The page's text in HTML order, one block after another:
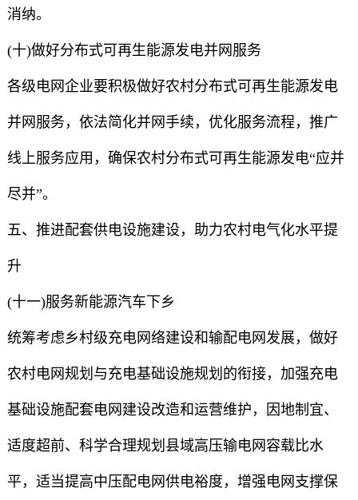
消纳。
(十)做好分布式可再生能源发电并网服务
各级电网企业要积极做好农村分布式可再生能源发电
并网服务，依法简化并网手续，优化服务流程，推广
线上服务应用，确保农村分布式可再生能源发电“应并
尽并”。
五、推进配套供电设施建设，助力农村电气化水平提
升
(十一)服务新能源汽车下乡
统筹考虑乡村级充电网络建设和输配电网发展，做好
农村电网规划与充电基础设施规划的衔接，加强充电
基础设施配套电网建设改造和运营维护，因地制宜、
适度超前、科学合理规划县域高压输电网容载比水
平，适当提高中压配电网供电裕度，增强电网支撑保